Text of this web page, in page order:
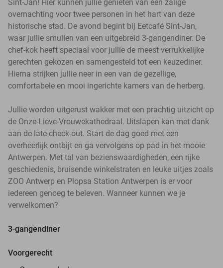
Sint-Jan! Hier kunnen jullie genieten van een zalige
overnachting voor twee personen in het hart van deze
historische stad. De avond begint bij Eetcafé Sint-Jan,
waar jullie smullen van een uitgebreid 3-gangendiner. De
chef-kok heeft speciaal voor jullie de meest verrukkelijke
gerechten gekozen en samengesteld tot een keuzediner.
Hierna strijken jullie neer in een van de gezellige,
comfortabele en mooi ingerichte kamers van de herberg.
Jullie worden uitgerust wakker met een prachtig uitzicht op
de Onze-Lieve-Vrouwekathedraal. Uitslapen kan met dank
aan de late check-out. Start de dag goed met een
overheerlijk ontbijt en ga vervolgens op pad in het mooie
Antwerpen. Met tal van bezienswaardigheden, een rijke
geschiedenis, bruisende winkelstraten en leuke uitjes zoals
ZOO Antwerp en Plopsa Station Antwerpen is er voor
iedereen genoeg te beleven. Wanneer kunnen we je
verwelkomen?
3-gangendiner
Voorgerecht